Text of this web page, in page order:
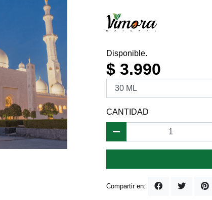
Disponible.
$ 3.990
CANTIDAD
Compartir en: